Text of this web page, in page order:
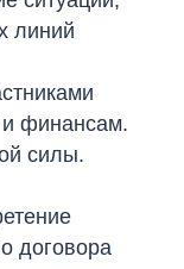
линий
и финансам.
силы.
договора